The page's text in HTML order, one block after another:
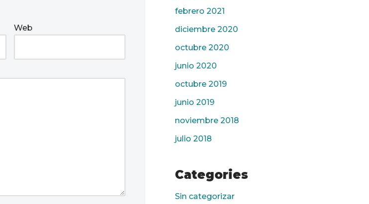
Web
febrero 2021
diciembre 2020
octubre 2020
junio 2020
octubre 2019
junio 2019
noviembre 2018
julio 2018
Categories
Sin categorizar